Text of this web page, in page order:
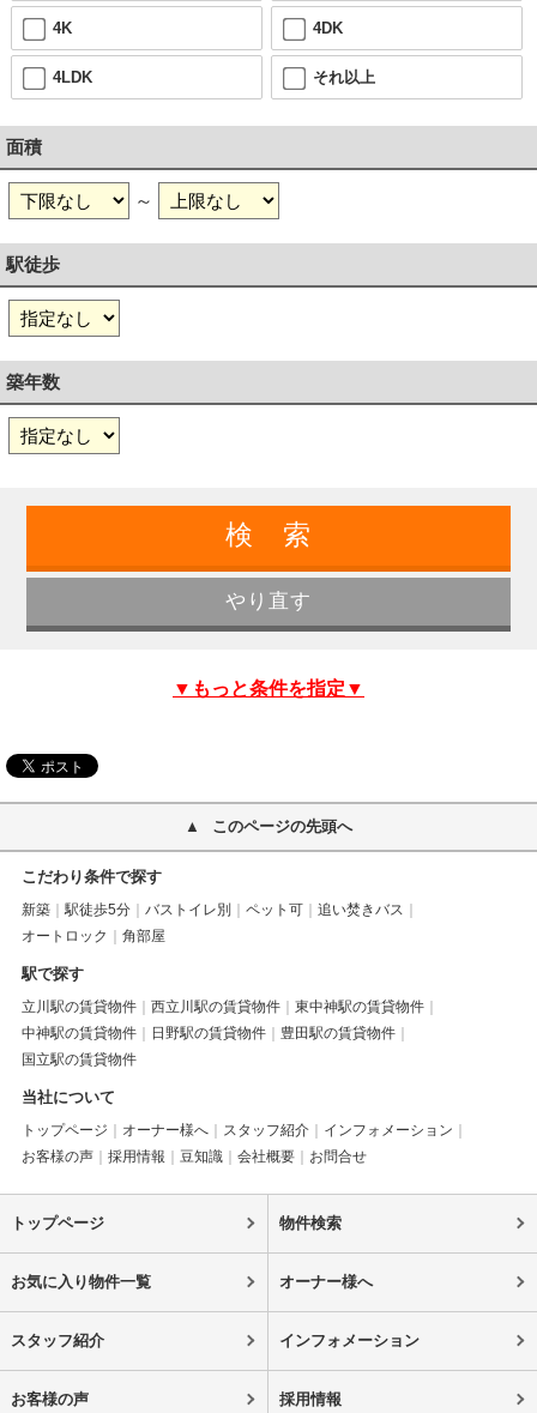
4K 4DK
4LDK それ以上
面積
～
駅徒歩
築年数
▼もっと条件を指定▼
このページの先頭へ
こだわり条件で探す
新築 駅徒歩5分 バストイレ別 ペット可
追い焚きバス
オートロック
角部屋
駅で探す
立川駅の賃貸物件 西立川駅の賃貸物件
東中神駅の賃貸物件
中神駅の賃貸物件
日野駅の賃貸物件
豊田駅の賃貸物件
国立駅の賃貸物件
当社について
トップページ オーナー様へ スタッフ紹介
インフォメーション
お客様の声
採用情報 豆知識 会社概要 お問合せ
トップページ 物件検索
お気に入り物件一覧 オーナー様へ
スタッフ紹介 インフォメーション
お客様の声 採用情報